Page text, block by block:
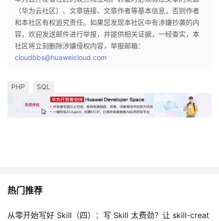
（华为云社区）、文章链接、文章作者等基本信息，否则作者
和本社区有权追究责任。如果您发现本社区中有涉嫌抄袭的内
容，欢迎发送邮件进行举报，并提供相关证据，一经查实，本
社区将立刻删除涉嫌侵权内容，举报邮箱：
cloudbbs@huaweicloud.com
PHP SQL
热门推荐
从零开始写好 Skill（四）：写 Skill 太费劲？让 skill-creat